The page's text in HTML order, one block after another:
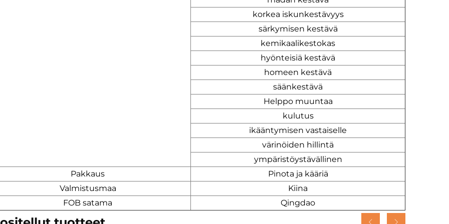
korkea iskunkestävyys
särkymisen kestävä
kemikaalikestokas
hyönteisiä kestävä
homeen kestävä
säänkestävä
Helppo muuntaa
kulutus
ikääntymisen vastaiselle
värinöiden hillintä
ympäristöystävällinen
Pakkaus
Pinota ja kääriä
Valmistusmaa
Kiina
FOB satama
Qingdao